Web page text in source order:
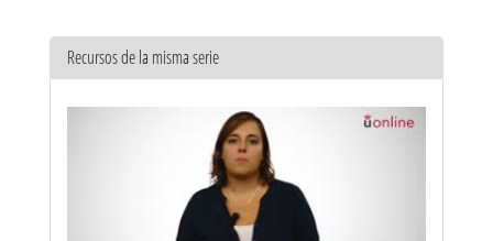
Recursos de la misma serie